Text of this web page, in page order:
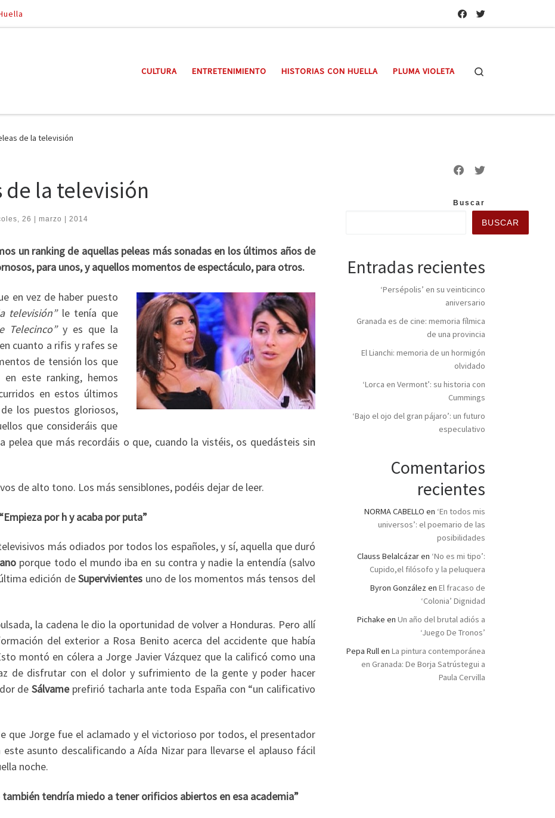
CULTURA ENTRETENIMIENTO HISTORIAS CON HUELLA PLUMA VIOLETA
de la televisión
de la televisión
26 | marzo | 2014
un ranking de aquellas peleas más sonadas en los últimos años de
para unos, y aquellos momentos de espectáculo, para otros.
en vez de haber puesto
televisión”le tenía que
Telecinco”y es que la
cuanto a rifis y rafes se
de tensión los que
este ranking, hemos
en estos últimos
los puestos gloriosos,
que consideráis que
pelea que más recordáis o que, cuando la vistéis, os quedásteis sin
de alto tono. Los más sensiblones, podéis dejar de leer.
por h y acaba por puta”
más odiados por todos los españoles, y sí, aquella que duró
porque todo el mundo iba en su contra y nadie la entendía (salvo
edición deSupervivientes uno de los momentos más tensos del
la cadena le dio la oportunidad de volver a Honduras. Pero allí
del exterior a Rosa Benito acerca del accidente que había
montó en cólera a Jorge Javier Vázquez que la calificó como una
de disfrutar con el dolor y sufrimiento de la gente y poder hacer
deSálvameprefirió tacharla ante toda España con “un calificativo
que Jorge fue el aclamado y el victorioso por todos, el presentador
asunto descalificando a Aída Nizar para llevarse el aplauso fácil
noche.
también tendría miedo a tener orificios abiertos en esa academia”
Buscar
BUSCAR
Entradas recientes
‘Persépolis’ en su veinticinco
aniversario
Granada es de cine: memoria fílmica
de una provincia
El Lianchi: memoria de un hormigón
olvidado
‘Lorca en Vermont’: su historia con
Cummings
‘Bajo el ojo del gran pájaro’: un futuro
especulativo
Comentarios
recientes
NORMA CABELLO en ‘En todos mis
universos’: el poemario de las
posibilidades
Clauss Belalcázaren ‘No es mi tipo’:
Cupido,el filósofo y la peluquera
Byron González en El fracaso de
‘Colonia’ Dignidad
Pichake en Un año del brutal adiós a
‘Juego De Tronos’
Pepa Rullen La pintura contemporánea
en Granada: De Borja Satrústegui a
Paula Cervilla